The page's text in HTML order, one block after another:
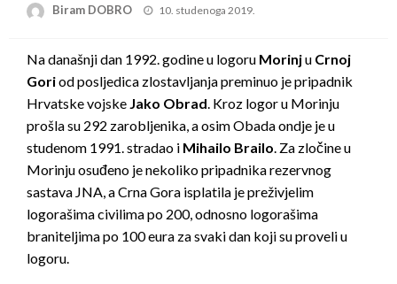
Biram DOBRO
Posted
10. studenoga 2019.
Na današnji dan 1992. godine u logoru Morinju Crnoj
Goriod posljedica zlostavljanja preminuo je pripadnik
Hrvatske vojske Jako Obrad . Kroz logor u Morinju
prošla su 292 zarobljenika, a osim Obada ondje je u
studenom 1991. stradao i Mihailo Brailo . Za zločine u
Morinju osuđeno je nekoliko pripadnika rezervnog
sastava JNA, a Crna Gora isplatila je preživjelim
logorašima civilima po 200, odnosno logorašima
braniteljima po 100 eura za svaki dan koji su proveli u
logoru.